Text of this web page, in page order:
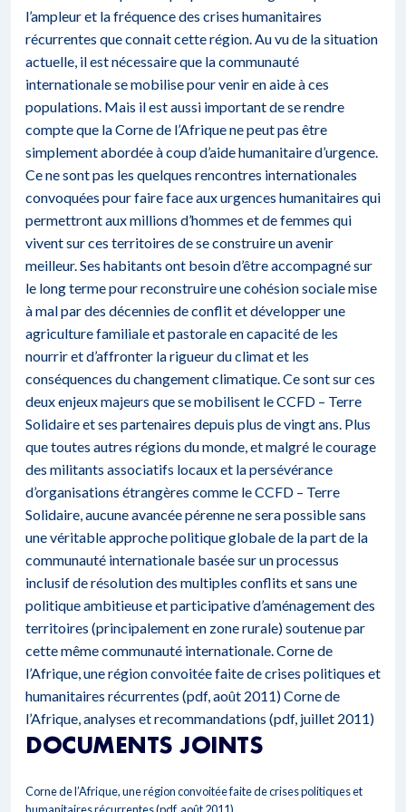
l’ampleur et la fréquence des crises humanitaires
récurrentes que connait cette région. Au vu de la situation
actuelle, il est nécessaire que la communauté
internationale se mobilise pour venir en aide à ces
populations. Mais il est aussi important de se rendre
compte que la Corne de l’Afrique ne peut pas être
simplement abordée à coup d’aide humanitaire d’urgence.
Ce ne sont pas les quelques rencontres internationales
convoquées pour faire face aux urgences humanitaires qui
permettront aux millions d’hommes et de femmes qui
vivent sur ces territoires de se construire un avenir
meilleur. Ses habitants ont besoin d’être accompagné sur
le long terme pour reconstruire une cohésion sociale mise
à mal par des décennies de conflit et développer une
agriculture familiale et pastorale en capacité de les
nourrir et d’affronter la rigueur du climat et les
conséquences du changement climatique. Ce sont sur ces
deux enjeux majeurs que se mobilisent le CCFD – Terre
Solidaire et ses partenaires depuis plus de vingt ans. Plus
que toutes autres régions du monde, et malgré le courage
des militants associatifs locaux et la persévérance
d’organisations étrangères comme le CCFD – Terre
Solidaire, aucune avancée pérenne ne sera possible sans
une véritable approche politique globale de la part de la
communauté internationale basée sur un processus
inclusif de résolution des multiples conflits et sans une
politique ambitieuse et participative d’aménagement des
territoires (principalement en zone rurale) soutenue par
cette même communauté internationale.Corne de
l’Afrique, une région convoitée faite de crises politiques et
humanitaires récurrentes (pdf, août 2011)Corne de
l’Afrique, analyses et recommandations (pdf, juillet 2011)
DOCUMENTS JOINTS
Corne de l’Afrique, une région convoitée faite de crises politiques et